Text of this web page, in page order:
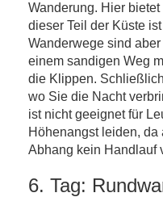
Wanderung. Hier
dieser Teil der Küste
Wanderwege sind
einem sandigen Weg
die Klippen.
wo Sie die Nacht
ist nicht geeignet für
Höhenangst leiden,
Abhang kein Handlauf
6. Tag: